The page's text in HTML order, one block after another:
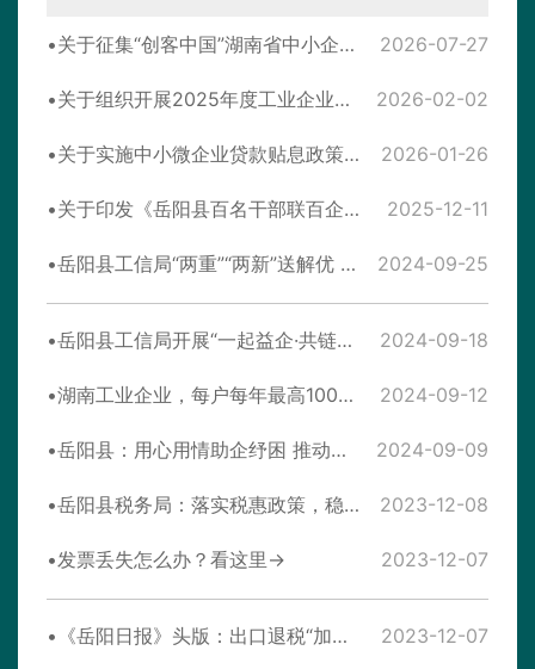
关于征集“创客中国”湖南省中小企业创新创业大赛服务机构的通知 2026-07-27
关于组织开展2025年度工业企业设备更新和技术改造项目融资补贴申报工作的通知 2026-02-02
关于实施中小微企业贷款贴息政策的通知 2026-01-26
关于印发《岳阳县百名干部联百企“送解优”联手帮扶企业行动方案》的通知 2025-12-11
岳阳县工信局“两重”“两新”送解优 专项行动服务 2024-09-25
岳阳县工信局开展“一起益企·共链辉煌”中小企业服务行动暨“1+3+X”现代化产业体系建设 惠企法律政策宣讲活动 2024-09-18
湖南工业企业，每户每年最高1000万融资补贴支持，总量控制先到先得 2024-09-12
岳阳县：用心用情助企纾困 推动工业经济高质量发展 2024-09-09
岳阳县税务局：落实税惠政策，稳住经济基本盘 2023-12-08
发票丢失怎么办？看这里→ 2023-12-07
《岳阳日报》头版：出口退税“加速提档” 助力岳企“走出去” 2023-12-07